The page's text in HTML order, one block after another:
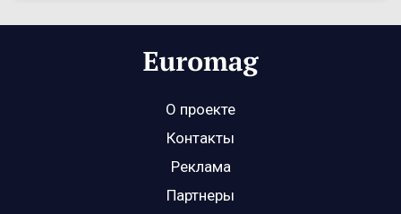
О проекте
Контакты
Реклама
Партнеры